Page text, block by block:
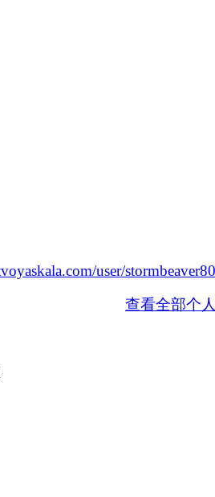
user/
查看全部个